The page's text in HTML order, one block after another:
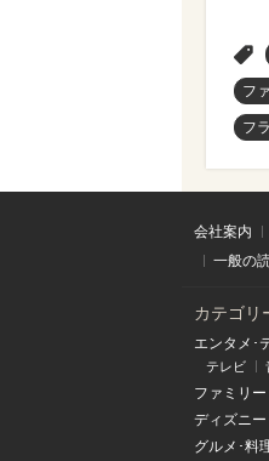
フ
フ
会社案内
一般の
カテゴリ
エンタメ･
テレビ
ファミリー
ディズニー
グルメ･料